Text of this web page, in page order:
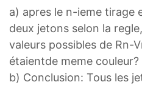
a) apres le n-ieme tirage
deux jetons selon la
valeurs possibles de Rn-
étaientde meme couleur?
b) Conclusion: Tous les